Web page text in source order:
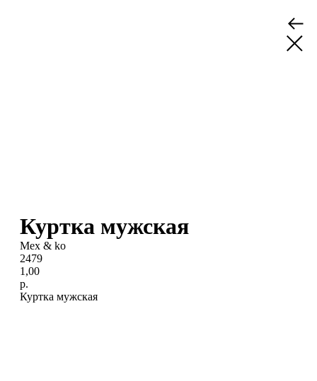
Куртка мужская
Mex & ko
2479
1,00
р.
Куртка мужская